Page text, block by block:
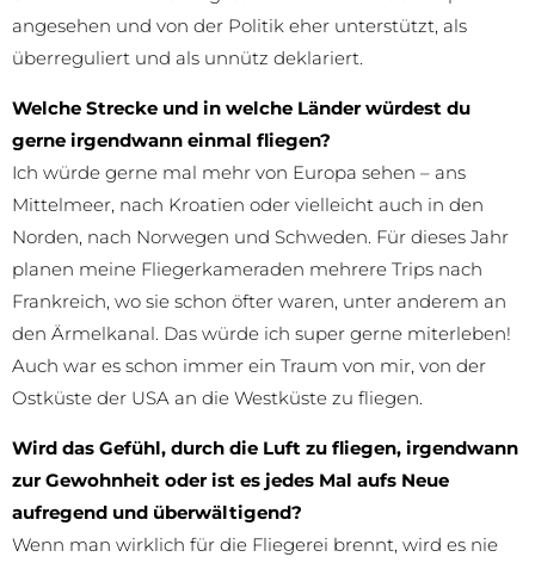
angesehen und von der Politik eher unterstützt, als
überreguliert und als unnütz deklariert.
Welche Strecke und in welche Länder würdest du
gerne irgendwann einmal fliegen?
Ich würde gerne mal mehr von Europa sehen – ans
Mittelmeer, nach Kroatien oder vielleicht auch in den
Norden, nach Norwegen und Schweden. Für dieses Jahr
planen meine Fliegerkameraden mehrere Trips nach
Frankreich, wo sie schon öfter waren, unter anderem an
den Ärmelkanal. Das würde ich super gerne miterleben!
Auch war es schon immer ein Traum von mir, von der
Ostküste der USA an die Westküste zu fliegen.
Wird das Gefühl, durch die Luft zu fliegen, irgendwann
zur Gewohnheit oder ist es jedes Mal aufs Neue
aufregend und überwältigend?
Wenn man wirklich für die Fliegerei brennt, wird es nie